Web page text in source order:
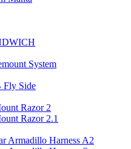
System
Side
Razor 2
Razor 2.1
Armadillo Harness A2